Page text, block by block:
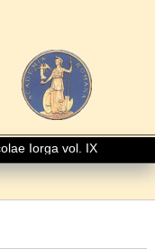
Iorga vol. IX